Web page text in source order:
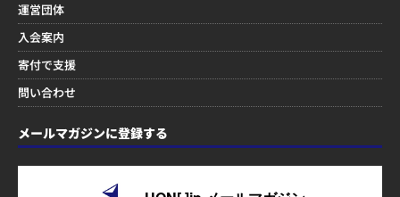
運営団体
入会案内
寄付で支援
問い合わせ
メールマガジンに登録する